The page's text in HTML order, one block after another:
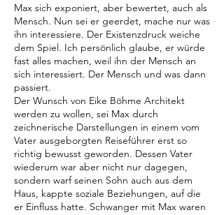
Max sich exponiert, aber bewertet, auch als
Mensch. Nun sei er geerdet, mache nur was
ihn interessiere. Der Existenzdruck weiche
dem Spiel. Ich persönlich glaube, er würde
fast alles machen, weil ihn der Mensch an
sich interessiert. Der Mensch und was dann
passiert.
Der Wunsch von Eike Böhme Architekt
werden zu wollen, sei Max durch
zeichnerische Darstellungen in einem vom
Vater ausgeborgten Reiseführer erst so
richtig bewusst geworden. Dessen Vater
wiederum war aber nicht nur dagegen,
sondern warf seinen Sohn auch aus dem
Haus, kappte soziale Beziehungen, auf die
er Einfluss hatte. Schwanger mit Max waren